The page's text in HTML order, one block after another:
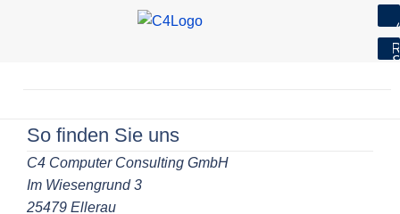
So finden Sie uns
C4 Computer Consulting GmbH
Im Wiesengrund 3
25479 Ellerau